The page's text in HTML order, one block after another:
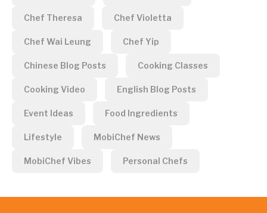
Chef Theresa Chef Violetta
Chef Wai Leung Chef Yip
Chinese Blog Posts Cooking Classes
Cooking Video English Blog Posts
Event Ideas Food Ingredients
Lifestyle MobiChef News
MobiChef Vibes Personal Chefs